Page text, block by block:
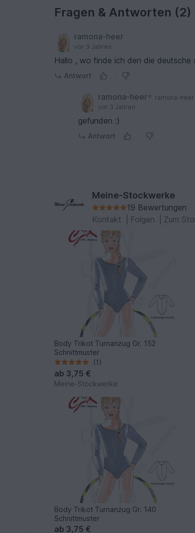
Fragen & Antworten (2)
ramona-heer
vor 3 Jahren
Hallo , wo finde ich den die deutsche
Antwort
ramona-heer
ramona-heer
vor 3 Jahren
gefunden :)
Antwort
Meine-Stockwerke
19 Bewertungen
Kontakt
Folgen Zum
Body Trikot Turnanzug Gr. 152
Schnittmuster
(1)
ab 3,75 €
Meine-Stockwerke
Body Trikot Turnanzug Gr. 140
Schnittmuster
ab 3,75 €